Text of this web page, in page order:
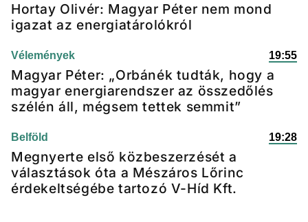
Hortay Olivér: Magyar Péter nem mond
igazat az energiatárolókról
Vélemények 19:55
Magyar Péter: „Orbánék tudták, hogy a
magyar energiarendszer az összedőlés
szélén áll, mégsem tettek semmit”
Belföld 19:28
Megnyerte első közbeszerzését a
választások óta a Mészáros Lőrinc
érdekeltségébe tartozó V-Híd Kft.